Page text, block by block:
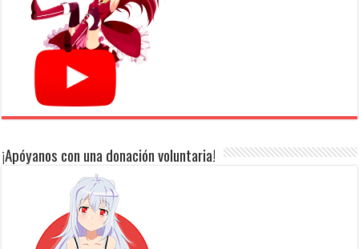
¡Apóyanos con una donación voluntaria!